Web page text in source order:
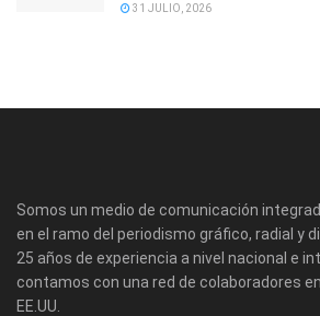
31 JULIO, 2026
Somos un medio de comunicación
en el ramo del periodismo gráfico, radial y
25 años de experiencia a nivel nacional e
contamos con una red de colaboradores
EE.UU.